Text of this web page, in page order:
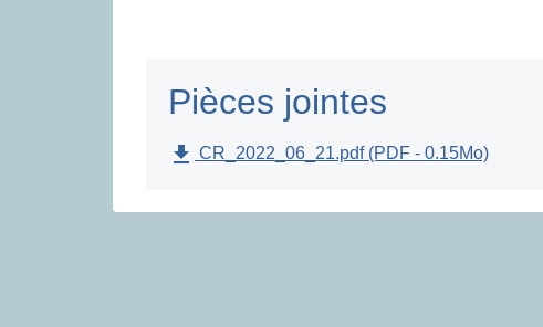
Pièces jointes
file_download CR_2022_06_21.pdf (PDF - 0.15Mo)